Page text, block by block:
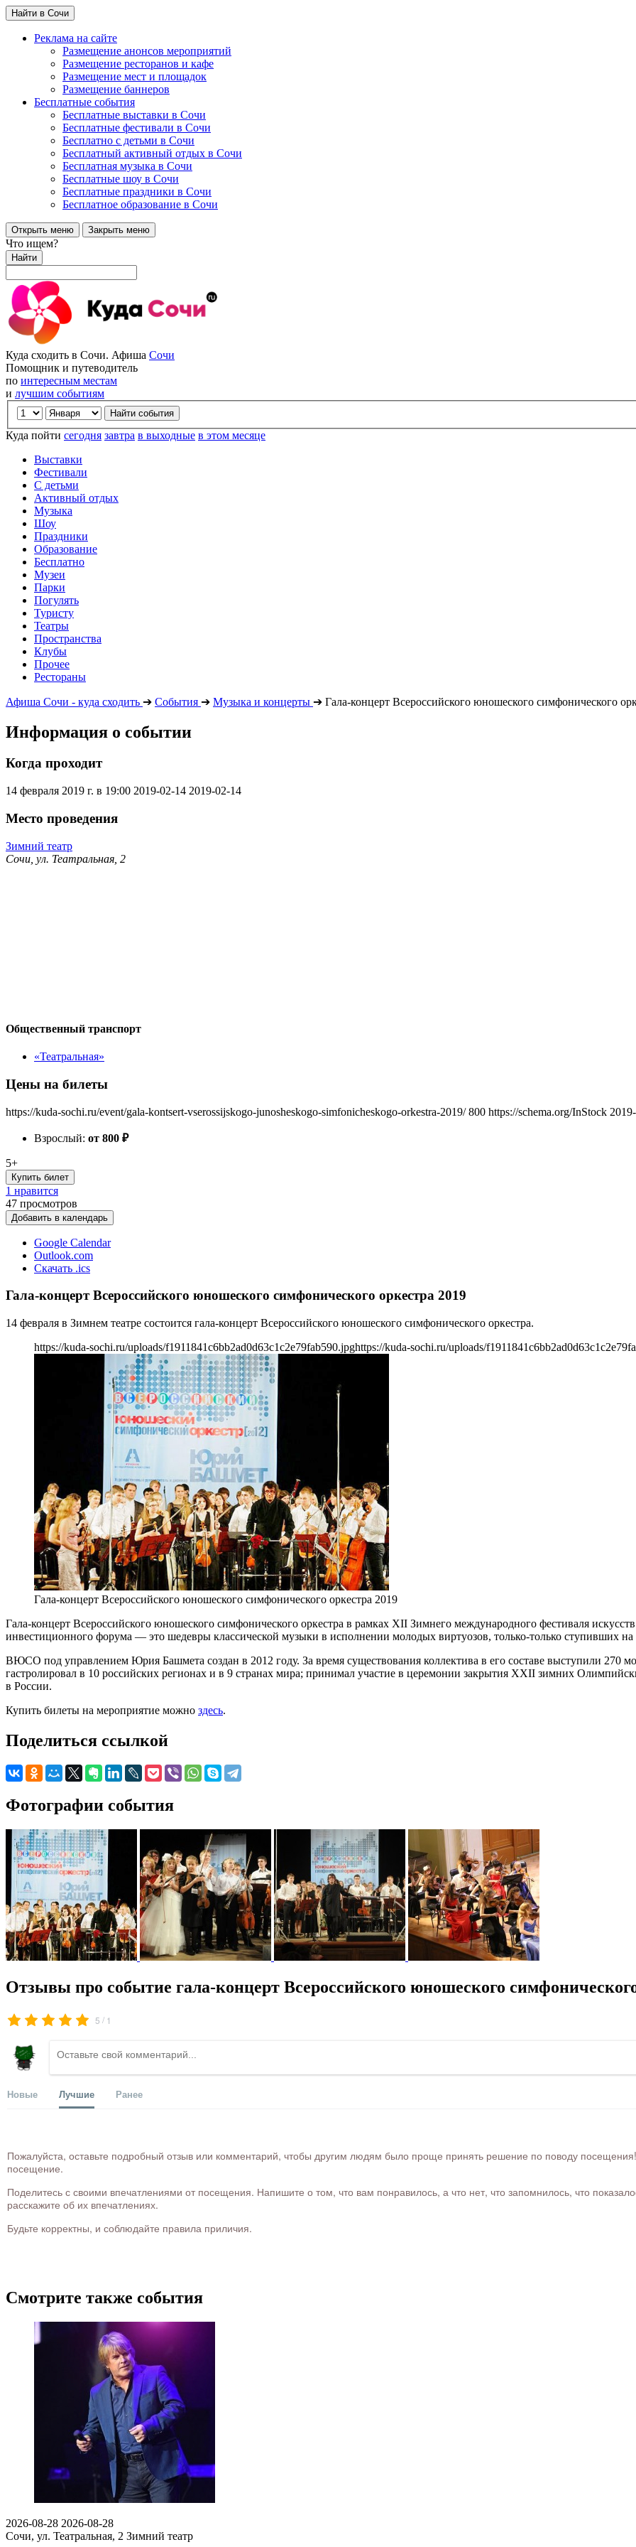
Найти в Сочи
Реклама на сайте
Размещение анонсов мероприятий
Размещение ресторанов и кафе
Размещение мест и площадок
Размещение баннеров
Бесплатные события
Бесплатные выставки в Сочи
Бесплатные фестивали в Сочи
Бесплатно с детьми в Сочи
Бесплатный активный отдых в Сочи
Бесплатная музыка в Сочи
Бесплатные шоу в Сочи
Бесплатные праздники в Сочи
Бесплатное образование в Сочи
Открыть меню Закрыть меню
Что ищем?
Найти
Куда сходить в Сочи. Афиша Сочи
Помощник и путеводитель
по интересным местам
и лучшим событиям
Куда пойти сегодня завтра в выходные в этом месяце
Выставки
Фестивали
С детьми
Активный отдых
Музыка
Шоу
Праздники
Образование
Бесплатно
Музеи
Парки
Погулять
Туристу
Театры
Пространства
Клубы
Прочее
Рестораны
Афиша Сочи - куда сходить ➔ События ➔ Музыка и концерты ➔ Гала-концерт Всероссийского юношеского симфонического
Информация о событии
Когда проходит
14 февраля 2019 г. в 19:00 2019-02-14 2019-02-14
Место проведения
Зимний театр
Сочи, ул. Театральная, 2
Общественный транспорт
«Театральная»
Цены на билеты
https://kuda-sochi.ru/event/gala-kontsert-vserossijskogo-junosheskogo-simfonicheskogo-orkestra-2019/ 800 https://schema.org/InStock
Взрослый: от 800 ₽
5+
Купить билет
1 нравится
47 просмотров
Добавить в календарь
Google Calendar
Outlook.com
Скачать .ics
Гала-концерт Всероссийского юношеского симфонического оркестра 2019
14 февраля в Зимнем театре состоится гала-концерт Всероссийского юношеского симфонического оркестра.
https://kuda-sochi.ru/uploads/f1911841c6bb2ad0d63c1c2e79fab590.jpghttps://kuda-sochi.ru/uploads/
Гала-концерт Всероссийского юношеского симфонического оркестра 2019
Гала-концерт Всероссийского юношеского симфонического оркестра в рамках XII Зимнего международного фестиваля
инвестиционного форума — это шедевры классической музыки в исполнении молодых виртуозов, только-только ступивших
ВЮСО под управлением Юрия Башмета создан в 2012 году. За время существования коллектива в его составе выступили 270
гастролировал в 10 российских регионах и в 9 странах мира; принимал участие в церемонии закрытия XXII зимних
в России.
Купить билеты на мероприятие можно здесь.
Поделиться ссылкой
Фотографии события
Отзывы про событие гала-концерт Всероссийского юношеского
5 / 1
Новые Лучшие Ранее
Пожалуйста, оставьте подробный отзыв или комментарий, чтобы другим людям было проще принять решение по поводу посещения!
посещение.
Поделитесь с своими впечатлениями от посещения. Напишите о том, что вам понравилось, а что нет, что запомнилось, что
расскажите об их впечатлениях.
Будьте корректны, и соблюдайте правила приличия.
Смотрите также события
2026-08-28 2026-08-28
Сочи, ул. Театральная, 2 Зимний театр